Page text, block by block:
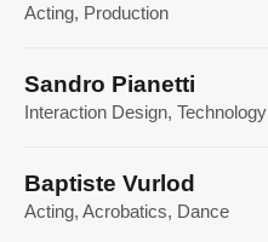
Acting, Production
Sandro Pianetti
Interaction Design, Technology
Baptiste Vurlod
Acting, Acrobatics, Dance